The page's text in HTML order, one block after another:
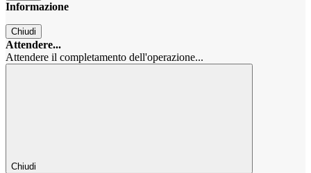
Informazione
Chiudi
Attendere...
Attendere il completamento dell'operazione...
Chiudi